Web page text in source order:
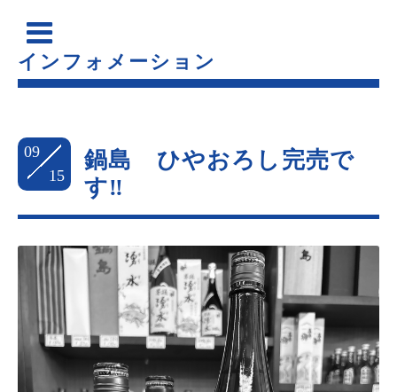
インフォメーション
09
15
鍋島 ひやおろし完売で
す‼️